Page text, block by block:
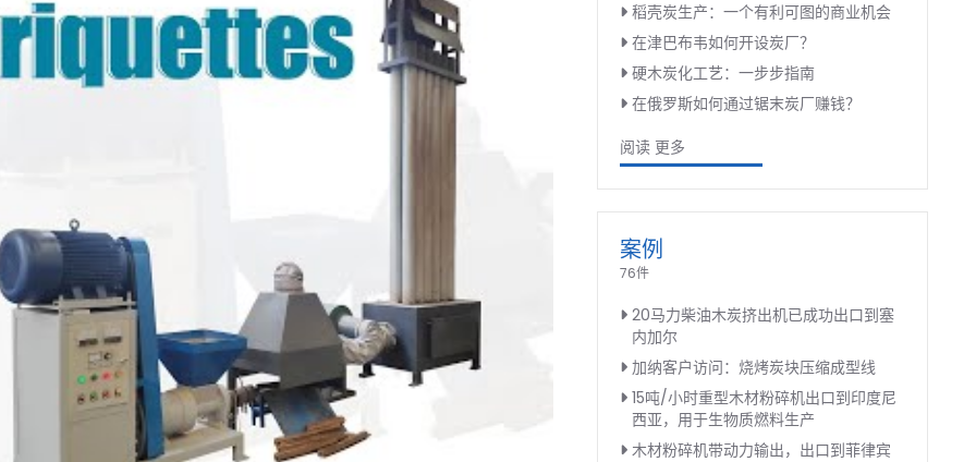
稻壳炭生产：一个有利可图的商业机会
在津巴布韦如何开设炭厂？
硬木炭化工艺：一步步指南
在俄罗斯如何通过锯末炭厂赚钱？
阅读 更多
案例
76件
20马力柴油木炭挤出机已成功出口到塞
内加尔
加纳客户访问：烧烤炭块压缩成型线
15吨/小时重型木材粉碎机出口到印度尼
西亚，用于生物质燃料生产
木材粉碎机带动力输出，出口到菲律宾